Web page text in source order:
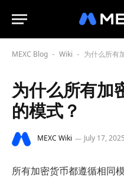
MEXC Blog - Wiki - 为什么所有
为什么所有加
的模式？
MEXC Wiki July 17, 2025
所有加密货币都遵循相同